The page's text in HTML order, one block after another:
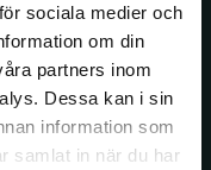
sociala medier och
om din
partners inom
Dessa kan i sin
information som
samlat in när du har